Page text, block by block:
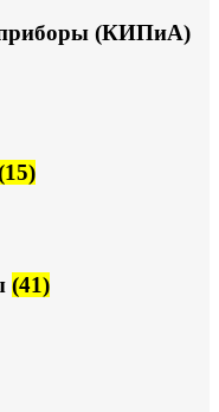
приборы (КИПиА)
(41)